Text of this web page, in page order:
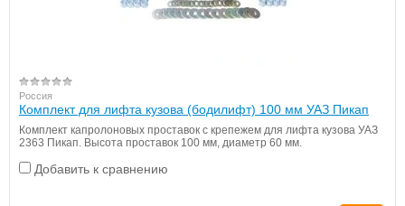
Россия
Комплект для лифта кузова (бодилифт) 100 мм УАЗ Пикап
Комплект капролоновых проставок с крепежем для лифта кузова УАЗ
2363 Пикап. Высота проставок 100 мм, диаметр 60 мм.
Добавить к сравнению